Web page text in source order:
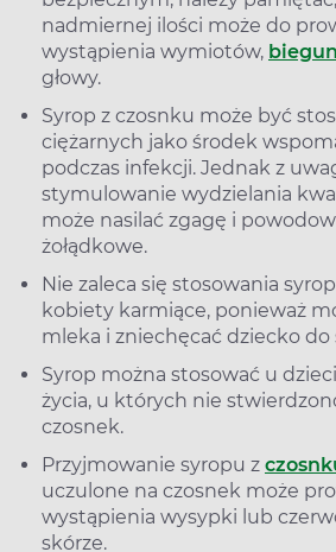
nadmiernej ilości może do
wystąpienia wymiotów,
głowy.
Syrop z czosnku może być
ciężarnych jako środek
podczas infekcji. Jednak z
stymulowanie wydzielania
może nasilać zgagę i
żołądkowe.
Nie zaleca się stosowania
kobiety karmiące, ponieważ
mleka i zniechęcać dziecko do
Syrop można stosować u
życia, u których nie
czosnek.
Przyjmowanie syropu z
uczulone na czosnek może
wystąpienia wysypki lub
skórze.